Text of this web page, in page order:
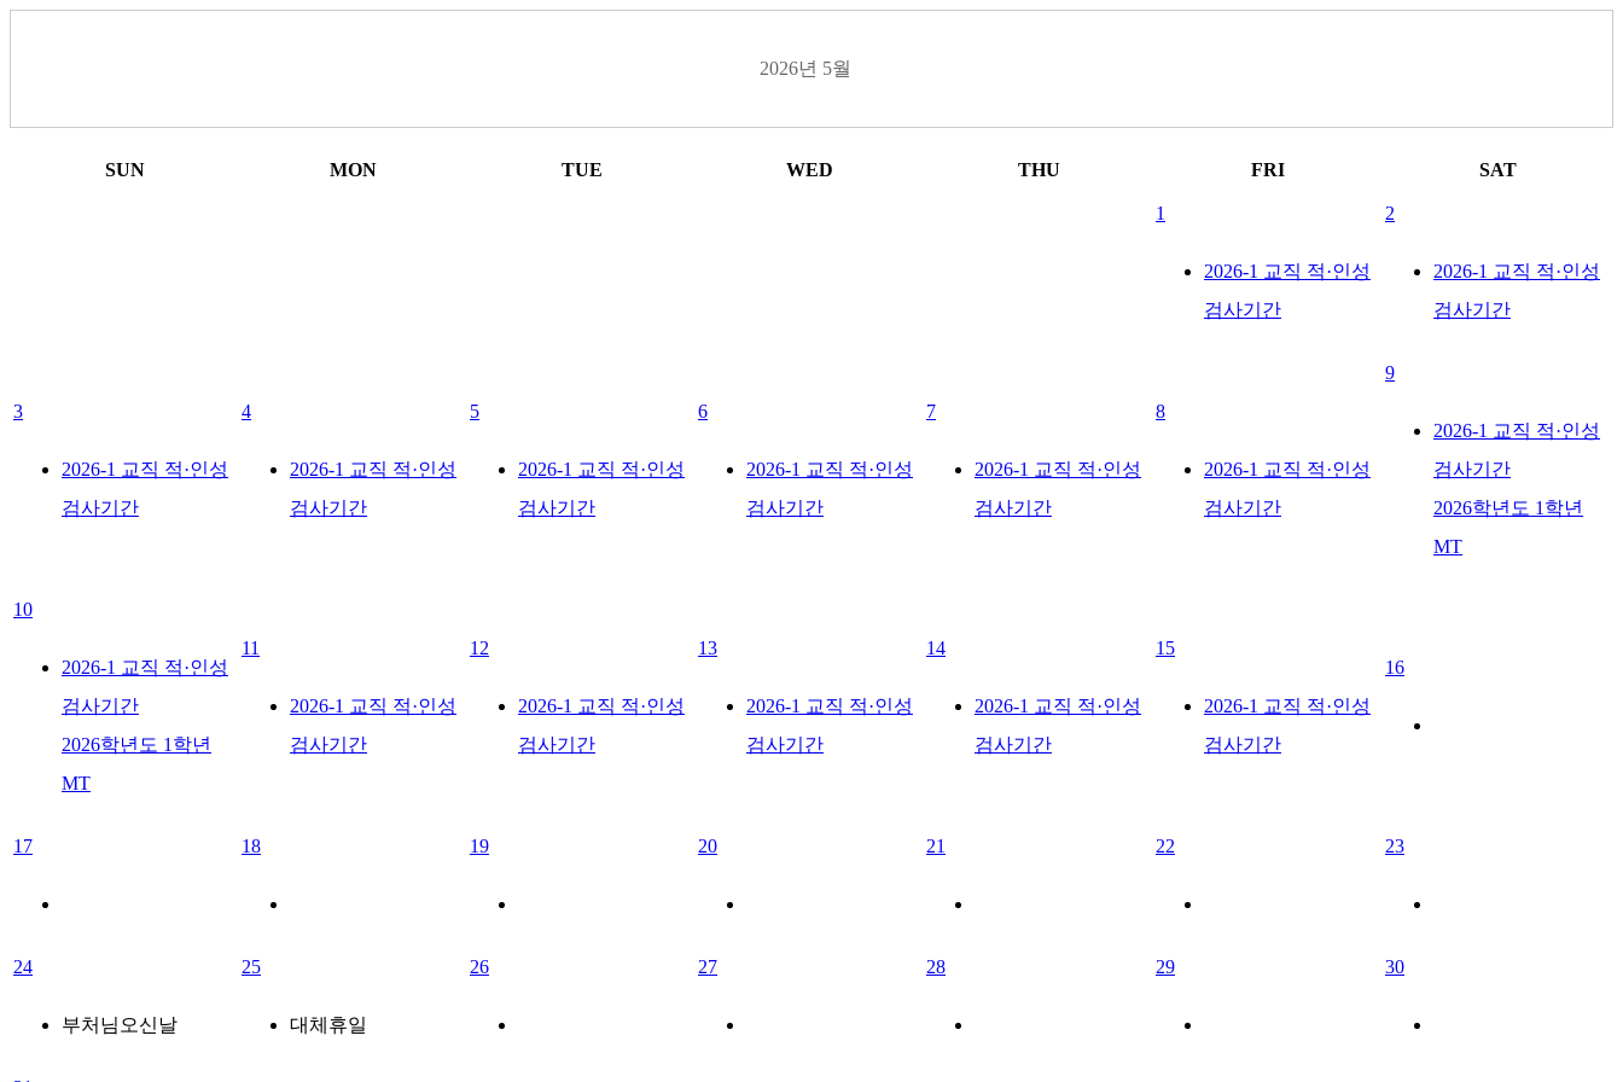
2026년 5월
SUN MON TUE WED THU FRI SAT
1
2026-1 교직 적·인성
검사기간
2
2026-1 교직 적·인성
검사기간
3
2026-1 교직 적·인성
검사기간
4
2026-1 교직 적·인성
검사기간
5
2026-1 교직 적·인성
검사기간
6
2026-1 교직 적·인성
검사기간
7
2026-1 교직 적·인성
검사기간
8
2026-1 교직 적·인성
검사기간
9
2026-1 교직 적·인성
검사기간
2026학년도 1학년
MT
10
2026-1 교직 적·인성
검사기간
2026학년도 1학년
MT
11
2026-1 교직 적·인성
검사기간
12
2026-1 교직 적·인성
검사기간
13
2026-1 교직 적·인성
검사기간
14
2026-1 교직 적·인성
검사기간
15
2026-1 교직 적·인성
검사기간
16
17 18 19 20 21 22 23
24
부처님오신날
25
대체휴일
26 27 28 29 30